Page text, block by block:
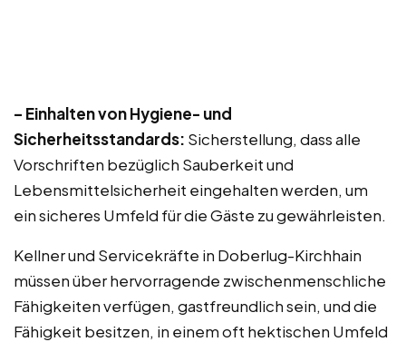
– Einhalten von Hygiene- und
Sicherheitsstandards: Sicherstellung, dass alle
Vorschriften bezüglich Sauberkeit und
Lebensmittelsicherheit eingehalten werden, um
ein sicheres Umfeld für die Gäste zu gewährleisten.
Kellner und Servicekräfte in Doberlug-Kirchhain
müssen über hervorragende zwischenmenschliche
Fähigkeiten verfügen, gastfreundlich sein, und die
Fähigkeit besitzen, in einem oft hektischen Umfeld